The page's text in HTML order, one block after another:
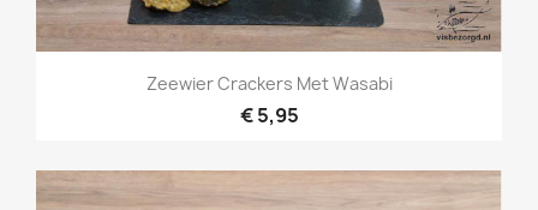
Zeewier Crackers Met Wasabi
€ 5,95